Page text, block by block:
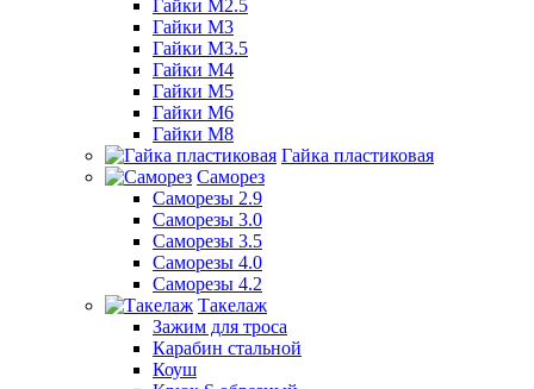
Гайки М2.5
Гайки М3
Гайки М3.5
Гайки М4
Гайки М5
Гайки М6
Гайки М8
Гайка пластиковая
Саморез
Саморезы 2.9
Саморезы 3.0
Саморезы 3.5
Саморезы 4.0
Саморезы 4.2
Такелаж
Зажим для троса
Карабин стальной
Коуш